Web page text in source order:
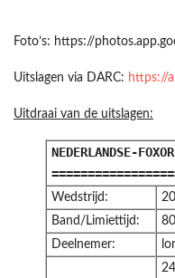
Foto’s: https://
Uitslagen via DARC: https://
Uitdraai van de uitslagen:
NEDERLANDSE-
Wedstrijd:
Band/Limiettijd:
Deelnemer:
24